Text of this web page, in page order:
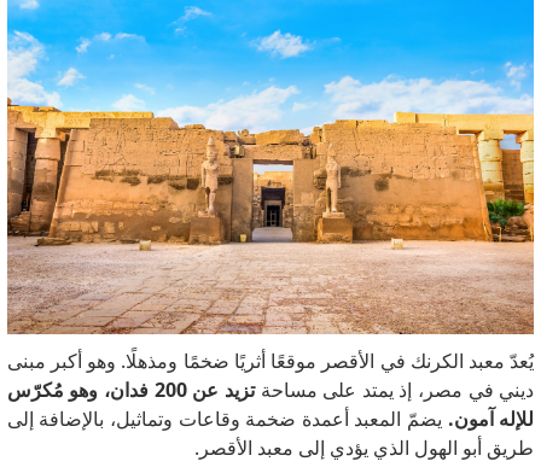
يُعدّ معبد الكرنك في الأقصر موقعًا أثريًا ضخمًا ومذهلًا. وهو أكبر مبنى
ديني في مصر، إذ يمتد على مساحة
تزيد عن 200 فدان، وهو مُكرّس
للإله آمون. يضمّ المعبد أعمدة ضخمة وقاعات وتماثيل، بالإضافة إلى
طريق أبو الهول الذي يؤدي إلى معبد الأقصر.